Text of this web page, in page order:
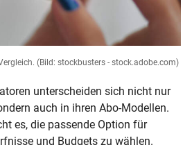
(Bild: stockbusters - stock.adobe.com)
unterscheiden sich nicht nur
auch in ihren Abo-Modellen.
es, die passende Option für
und Budgets zu wählen.